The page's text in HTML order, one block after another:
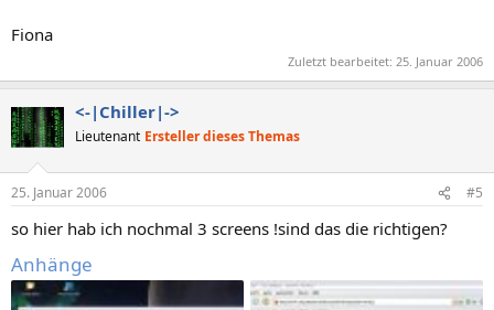
Fiona
Zuletzt bearbeitet: 25. Januar 2006
<-|Chiller|->
Lieutenant Ersteller dieses Themas
25. Januar 2006 #5
so hier hab ich nochmal 3 screens !sind das die richtigen?
Anhänge